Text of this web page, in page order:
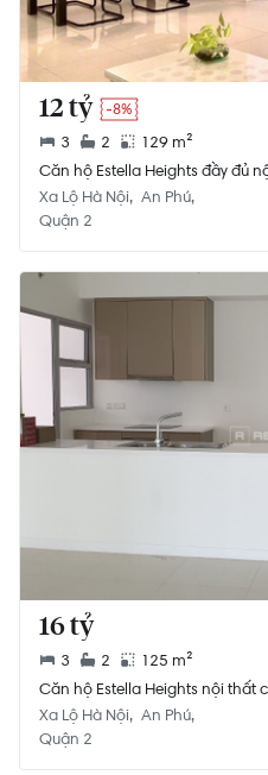
12 tỷ -8%
3 2
129 m²
Căn hộ Estella Heights đầy đủ
Xa Lộ Hà Nội An Phú
Quận 2
16 tỷ
3 2
125 m²
Căn hộ Estella Heights nội thất
Xa Lộ Hà Nội An Phú
Quận 2